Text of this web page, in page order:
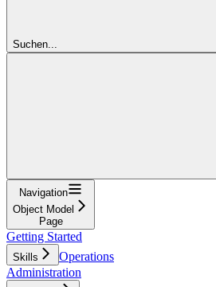
Suchen...
Navigation
Object Model
Page
Getting Started
Skills
Operations
Administration